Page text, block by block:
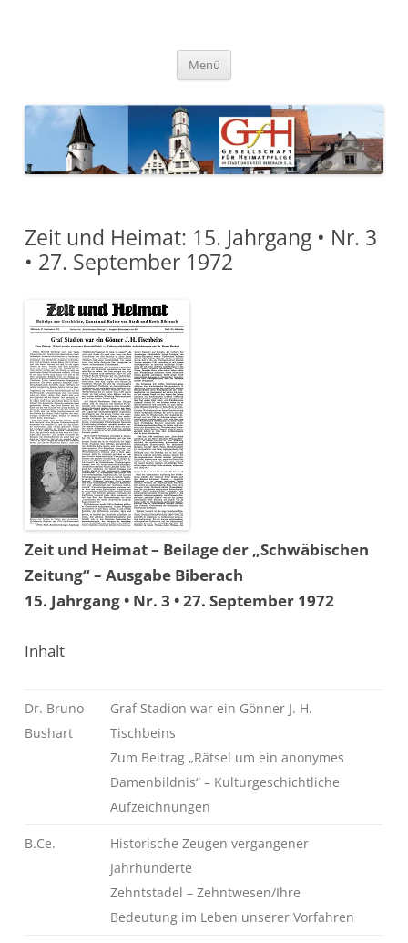
Gesellschaft für Heimatpflege
in Stadt und Kreis Biberach e.
V.
Menü
Zeit und Heimat: 15. Jahrgang • Nr. 3
• 27. September 1972
Zeit und Heimat – Beilage der „Schwäbischen
Zeitung“ – Ausgabe Biberach
15. Jahrgang • Nr. 3 • 27. September 1972
Inhalt
Dr. Bruno
Bushart
Graf Stadion war ein Gönner J. H.
Tischbeins
Zum Beitrag „Rätsel um ein anonymes
Damenbildnis“ – Kulturgeschichtliche
Aufzeichnungen
B.Ce.
Historische Zeugen vergangener
Jahrhunderte
Zehntstadel – Zehntwesen/Ihre
Bedeutung im Leben unserer Vorfahren